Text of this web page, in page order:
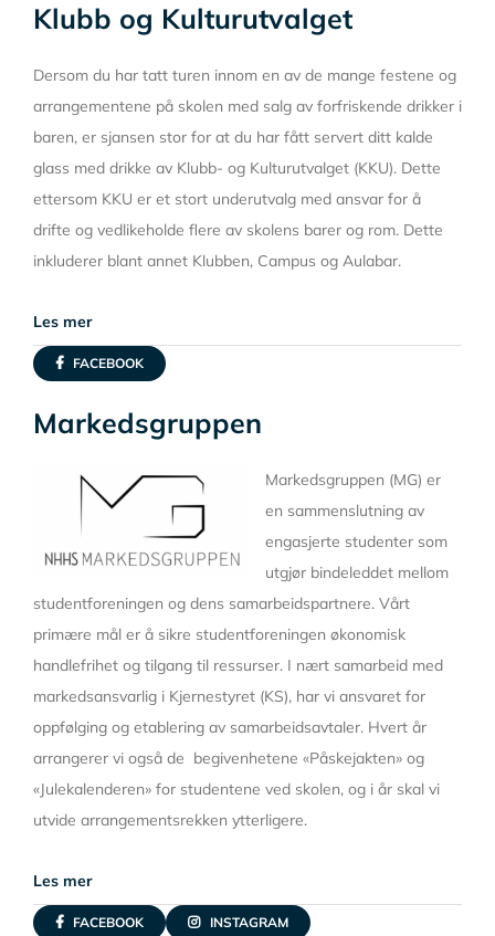
Klubb og Kulturutvalget
Dersom du har tatt turen innom en av de mange festene og
arrangementene på skolen med salg av forfriskende drikker i
baren, er sjansen stor for at du har fått servert ditt kalde
glass med drikke av Klubb- og Kulturutvalget (KKU). Dette
ettersom KKU er et stort underutvalg med ansvar for å
drifte og vedlikeholde flere av skolens barer og rom. Dette
inkluderer blant annet Klubben, Campus og Aulabar.
Les mer
FACEBOOK
Markedsgruppen
Markedsgruppen (MG) er
en sammenslutning av
engasjerte studenter som
utgjør bindeleddet mellom
studentforeningen og dens samarbeidspartnere. Vårt
primære mål er å sikre studentforeningen økonomisk
handlefrihet og tilgang til ressurser. I nært samarbeid med
markedsansvarlig i Kjernestyret (KS), har vi ansvaret for
oppfølging og etablering av samarbeidsavtaler. Hvert år
arrangerer vi også de begivenhetene «Påskejakten» og
«Julekalenderen» for studentene ved skolen, og i år skal vi
utvide arrangementsrekken ytterligere.
Les mer
FACEBOOK INSTAGRAM